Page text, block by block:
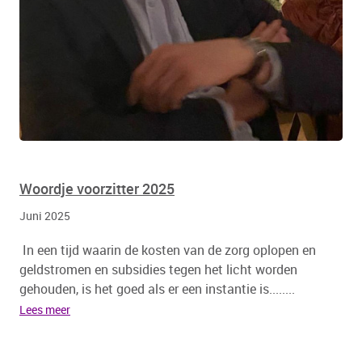
Woordje voorzitter 2025
Juni 2025
In een tijd waarin de kosten van de zorg oplopen en
geldstromen en subsidies tegen het licht worden
gehouden, is het goed als er een instantie is........
Lees meer